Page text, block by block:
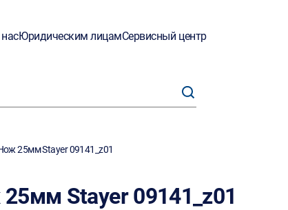
Юридическим лицамСервисный центр
25мм Stayer 09141_z01
Stayer 09141_z01